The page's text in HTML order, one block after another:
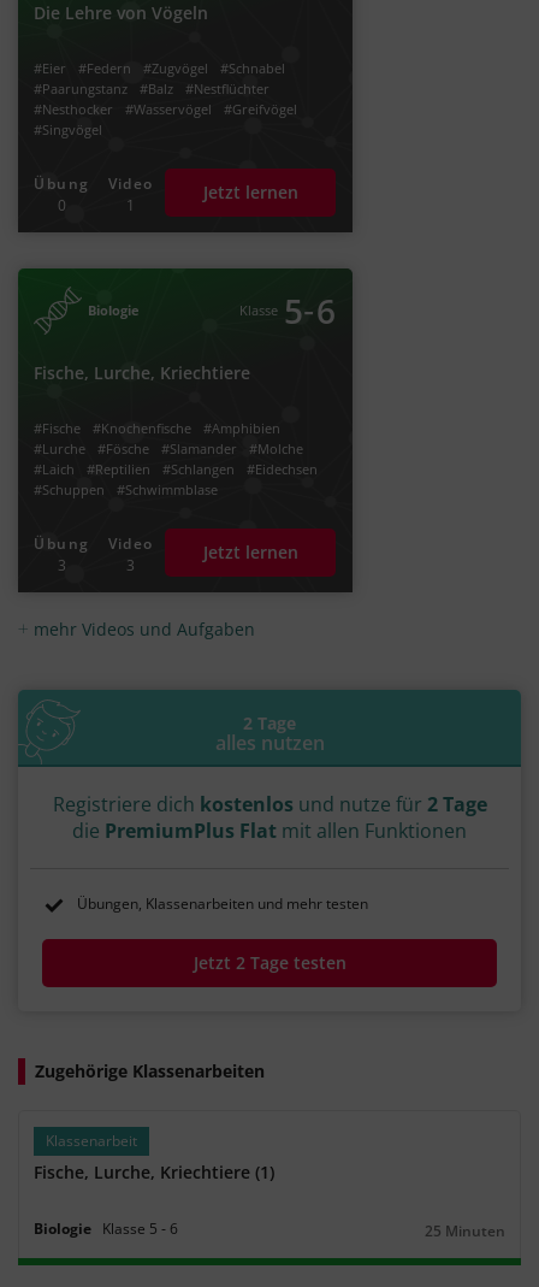
Die Lehre von Vögeln
#Eier #Federn #Zugvögel
#Schnabel
#Paarungstanz
#Balz
#Nestflüchter
#Nesthocker
#Wasservögel
#Greifvögel
#Singvögel
Übung
0
Video
1
Jetzt lernen
Biologie Klasse 5‐6
Fische, Lurche, Kriechtiere
#Fische #Knochenfische
#Amphibien
#Lurche
#Fösche #Slamander
#Molche
#Laich
#Reptilien #Schlangen
#Eidechsen
#Schuppen
#Schwimmblase
Übung
3
Video
3
Jetzt lernen
mehr Videos und Aufgaben
2 Tage
alles nutzen
Registriere dich kostenlos und nutze für 2 Tage
die PremiumPlus Flat mit allen Funktionen
Übungen, Klassenarbeiten und mehr testen
Jetzt 2 Tage testen
Zugehörige Klassenarbeiten
Klassenarbeit
Fische, Lurche, Kriechtiere (1)
Biologie Klasse 5 ‐ 6
Dauer:
25 Minuten